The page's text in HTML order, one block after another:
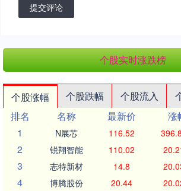
提交评论
个股实时涨跌榜
个股涨幅 个股跌幅 个股流入
排名
名称 最新价 涨
1
N展芯 116.52
2 锐翔智能 110.02
3 志特新材 14.8
4 博腾股份 20.44